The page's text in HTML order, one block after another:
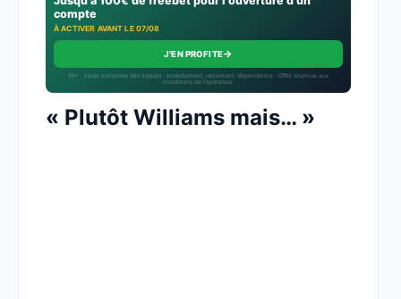
compte
À ACTIVER AVANT LE 07/08
J'EN PROFITE→
18+ · Jouer comporte des risques : endettement, isolement, dépendance · Offre soumise aux
conditions de l’opérateur.
« Plutôt Williams mais… »